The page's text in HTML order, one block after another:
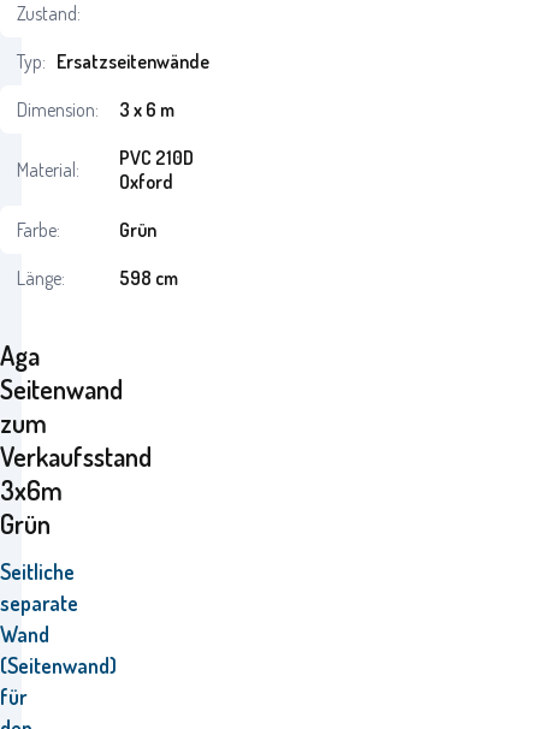
Aga
Seitenwand
zum
Verkaufsstand
3x6m
Grün
Seitliche
separate
Wand
(Seitenwand)
für
Zustand:
Typ: Ersatzseitenwände
Dimension:
3 x 6 m
Material:
PVC 210D
Oxford
Farbe:
Grün
Länge:
598 cm